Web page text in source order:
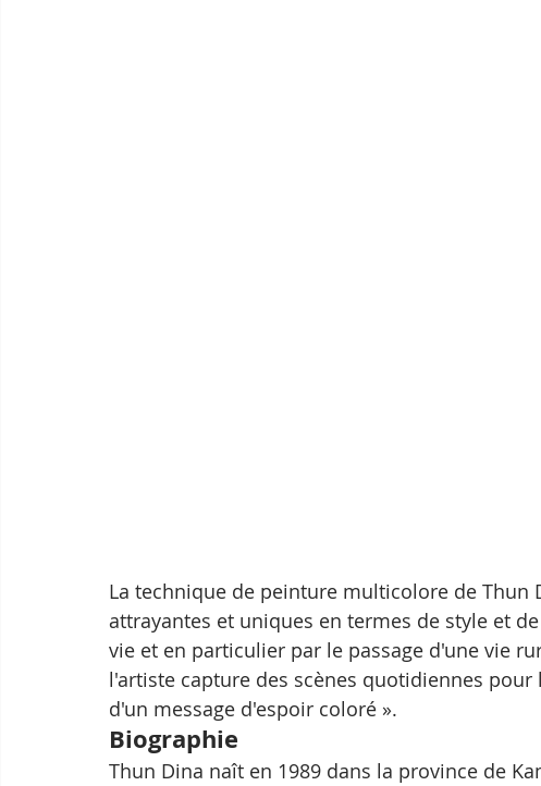
La technique de peinture multicolore de
attrayantes et uniques en termes de style et
vie et en particulier par le passage d'une vie
l'artiste capture des scènes quotidiennes
d'un message d'espoir coloré ».
Biographie
Thun Dina naît en 1989 dans la province de